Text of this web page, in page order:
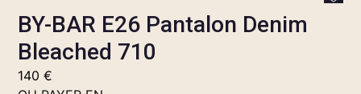
BY-BAR E26 Pantalon Denim
Bleached 710
140€